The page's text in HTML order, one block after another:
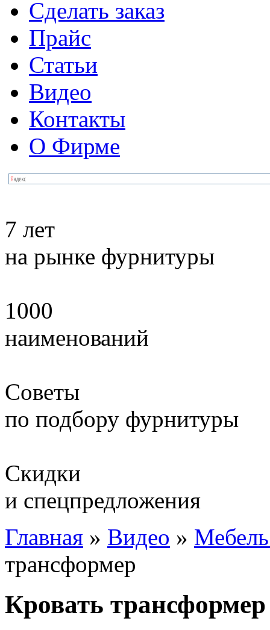
Сделать заказ
Прайс
Статьи
Видео
Контакты
О Фирме
7 лет
на рынке фурнитуры
1000
наименований
Советы
по подбору фурнитуры
Скидки
и спецпредложения
Главная » Видео »
трансформер
Кровать трансформер